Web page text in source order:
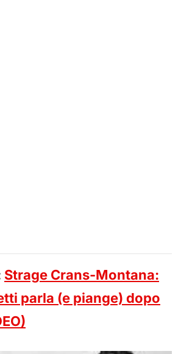
Strage Crans-Montana:
parla (e piange) dopo